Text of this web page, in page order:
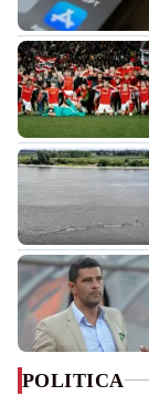
POLITICA